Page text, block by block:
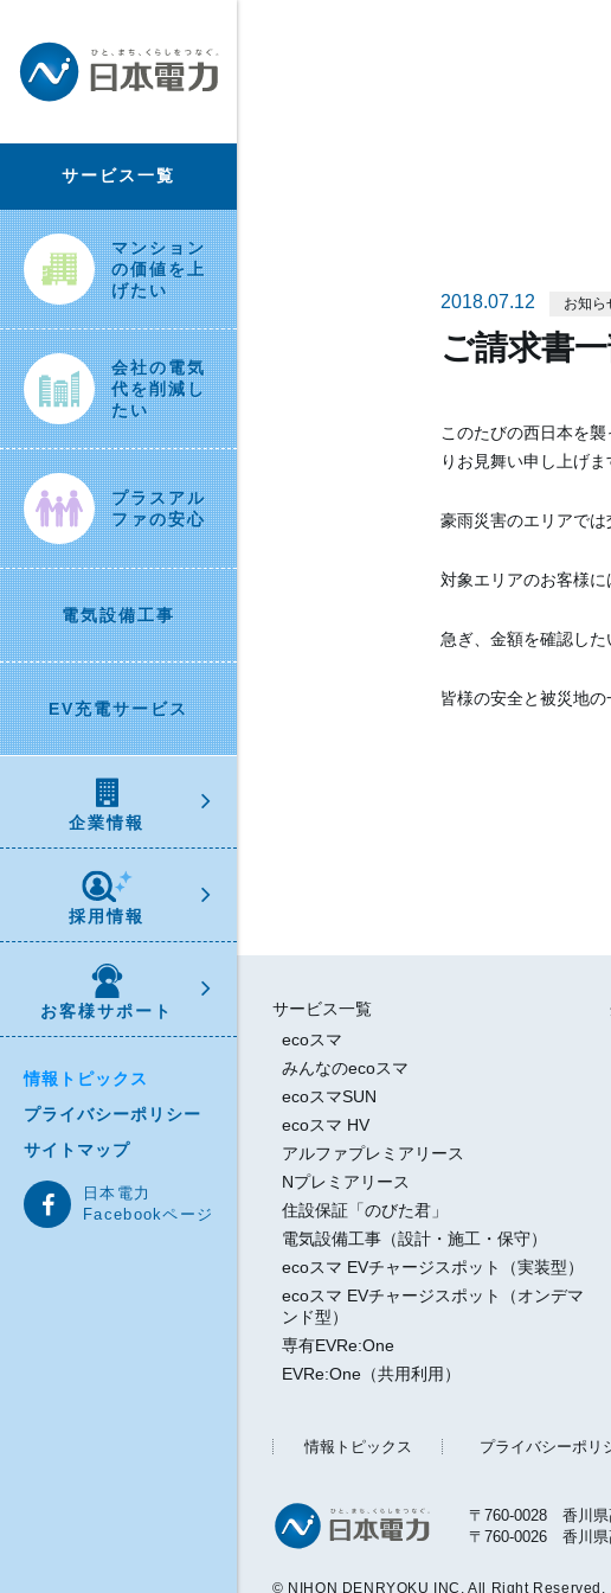
サービス一覧
マンション
の価値を上
げたい
会社の電気
代を削減し
たい
プラスアル
ファの安心
電気設備工事
EV充電サービス
企業情報
採用情報
お客様サポート
情報トピックス
プライバシーポリシー
サイトマップ
日本電力
Facebookページ
2018.07.12 お知ら
ご請求書
このたびの西日本を
りお見舞い申し上げま
豪雨災害のエリアでは
対象エリアのお客様
急ぎ、金額を確認し
皆様の安全と被災地の
サービス一覧
ecoスマ
みんなのecoスマ
ecoスマSUN
ecoスマ HV
アルファプレミアリース
Nプレミアリース
住設保証「のびた君」
電気設備工事（設計・施工・保守）
ecoスマ EVチャージスポット（実装型）
ecoスマ EVチャージスポット（オンデマ
ンド型）
専有EVRe:One
EVRe:One（共用利用）
情報トピックス プライバシーポリ
〒760-0028 香川県
〒760-0026 香川県
© NIHON DENRYOKU INC . All Right Reserved.